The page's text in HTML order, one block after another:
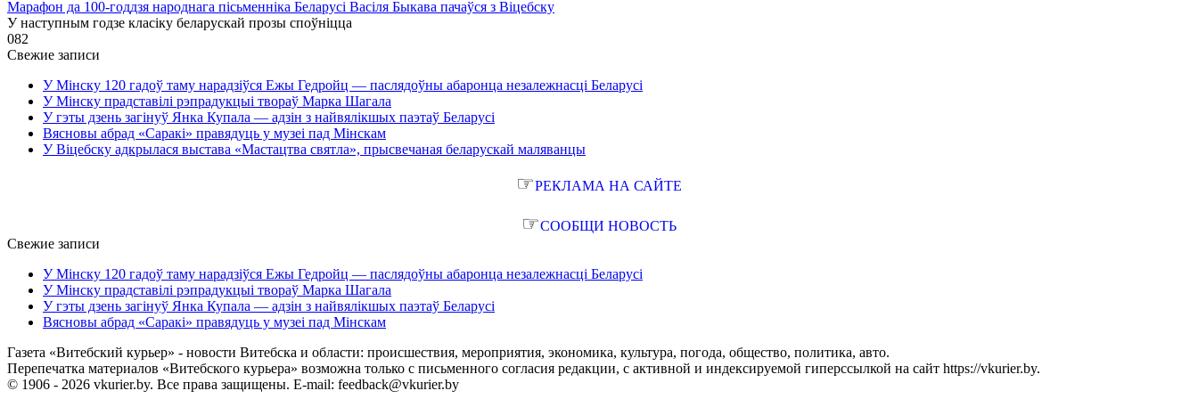
Марафон да 100-годдзя народнага пісьменніка Беларусі Васіля Быкава пачаўся з Віцебску
У наступным годзе класіку беларускай прозы споўніцца
082
Свежие записи
У Мінску 120 гадоў таму нарадзіўся Ежы Гедройц — паслядоўны абаронца незалежнасці Беларусі
У Мінску прадставілі рэпрадукцыі твораў Марка Шагала
У гэты дзень загінуў Янка Купала — адзін з найвялікшых паэтаў Беларусі
Вясновы абрад «Саракі» правядуць у музеі пад Мінскам
У Віцебску адкрылася выстава «Мастацтва святла», прысвечаная беларускай маляванцы
☞РЕКЛАМА НА САЙТЕ
☞СООБЩИ НОВОСТЬ
Свежие записи
У Мінску 120 гадоў таму нарадзіўся Ежы Гедройц — паслядоўны абаронца незалежнасці Беларусі
У Мінску прадставілі рэпрадукцыі твораў Марка Шагала
У гэты дзень загінуў Янка Купала — адзін з найвялікшых паэтаў Беларусі
Вясновы абрад «Саракі» правядуць у музеі пад Мінскам
Газета «Витебский курьер» - новости Витебска и области: происшествия, мероприятия, экономика, культура, погода, общество, политика, авто.
Перепечатка материалов «Витебского курьера» возможна только с письменного согласия редакции, с активной и индексируемой гиперссылкой на сайт https://vkurier.by.
© 1906 - 2026 vkurier.by. Все права защищены. E-mail: feedback@vkurier.by